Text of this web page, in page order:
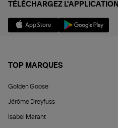
TÉLÉCHARGEZ L'APPLICATION
TOP MARQUES
Golden Goose
Jérôme Dreyfuss
Isabel Marant